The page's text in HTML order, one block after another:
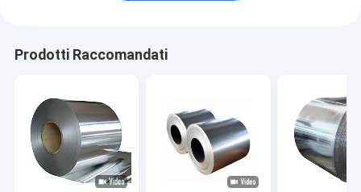
Prodotti Raccomandati